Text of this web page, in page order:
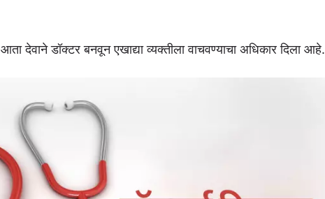
देवाने डॉक्टर बनवून एखाद्या व्यक्तीला वाचवण्याचा अधिकार दिला आहे.